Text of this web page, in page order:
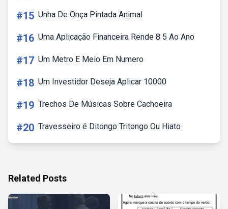
#15 Unha De Onça Pintada Animal
#16 Uma Aplicação Financeira Rende 8 5 Ao Ano
#17 Um Metro E Meio Em Numero
#18 Um Investidor Deseja Aplicar 10000
#19 Trechos De Músicas Sobre Cachoeira
#20 Travesseiro é Ditongo Tritongo Ou Hiato
Related Posts